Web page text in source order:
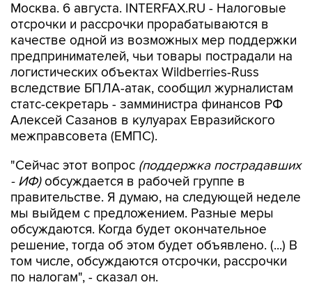
Москва. 6 августа. INTERFAX.RU - Налоговые
отсрочки и рассрочки прорабатываются в
качестве одной из возможных мер поддержки
предпринимателей, чьи товары пострадали на
логистических объектах Wildberries-Russ
вследствие БПЛА-атак, сообщил журналистам
статс-секретарь - замминистра финансов РФ
Алексей Сазанов в кулуарах Евразийского
межправсовета (ЕМПС).
"Сейчас этот вопрос (поддержка пострадавших
- ИФ)обсуждается в рабочей группе в
правительстве. Я думаю, на следующей неделе
мы выйдем с предложением. Разные меры
обсуждаются. Когда будет окончательное
решение, тогда об этом будет объявлено. (...) В
том числе, обсуждаются отсрочки, рассрочки
по налогам", - сказал он.